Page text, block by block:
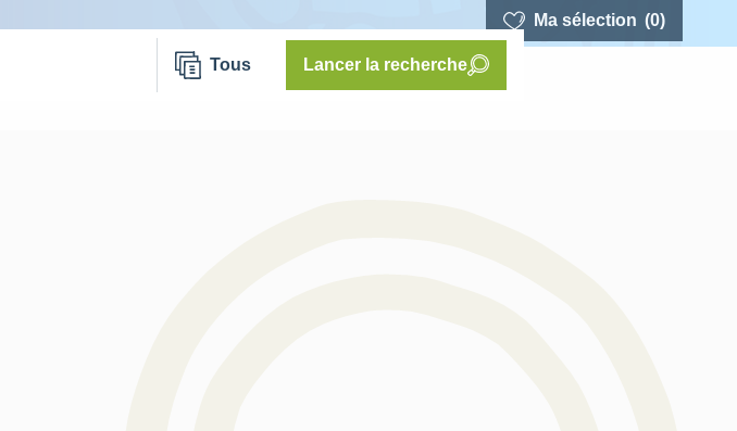
Ma sélection (0)
Tous Lancer la recherche